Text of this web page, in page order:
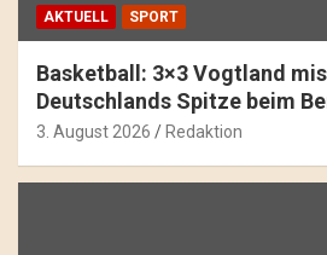
AKTUELL SPORT
Basketball: 3×3 Vogtland
Deutschlands Spitze beim
3. August 2026 Redaktion